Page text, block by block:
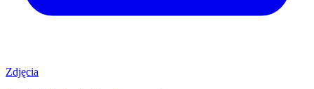
Zdjęcia